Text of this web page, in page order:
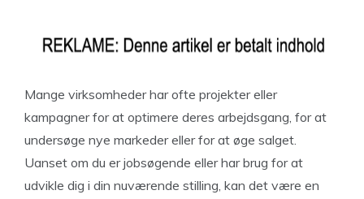
Mange virksomheder har ofte projekter eller
kampagner for at optimere deres arbejdsgang, for at
undersøge nye markeder eller for at øge salget.
Uanset om du er jobsøgende eller har brug for at
udvikle dig i din nuværende stilling, kan det være en